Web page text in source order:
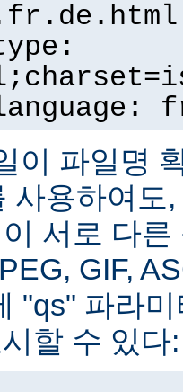
이 파일명
사용하여도
서로 다
GIF,
"qs" 파라
할 수 있다: